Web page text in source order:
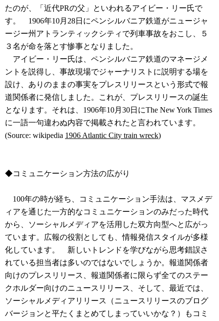
たのが、「近代PRの父」といわれるアイビー・リー氏で
す。 1906年10月28日にペンシルバニア鉄道がニュージャ
ージー州アトランティックシティで列車事故をおこし、５
３名が命を落とす惨事となりました。
アイビー・リー氏は、ペンシルバニア鉄道のマネージメ
ントを説得し、事故現場でジャーナリストに説明する場を
設け、ありのままの事実をプレスリリースという形式で報
道関係者に発信しました。これが、プレスリリースの誕生
となります。それは、1906年10月30日にThe New York Times
に一語一句違わぬ内容で掲載されたと言われています。
(Source: wikipedia 1906 Atlantic City train wreck)
◆コミュニケーション方法の広がり
100年の時が経ち、コミュニケーション手法は、マスメデ
ィアを通じた一方的なコミュニケーションのみだった時代
から、ソーシャルメディアを活用した双方向型へと広がっ
ています。広報の役割としても、情報発信スタイルが多様
化しています。 新しいトレンドを学びながら思考錯誤さ
れている担当者は多いのではないでしょうか。報道関係者
向けのプレスリリース、報道関係者に限らず全てのステー
クホルダー向けのニュースリリース、そして、最近では、
ソーシャルメディアリリース（ニュースリリースのブログ
バージョンと平たくまとめてしまっていいかな？）もコミ